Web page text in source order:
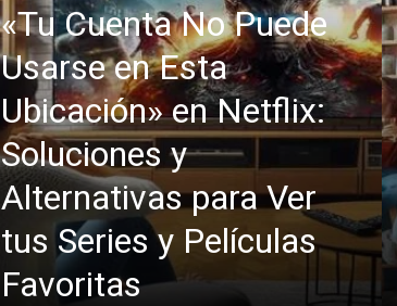
«Tu Cuenta No Puede
Usarse en Esta
Ubicación» en Netflix:
Soluciones y
Alternativas para Ver
tus Series y Películas
Favoritas